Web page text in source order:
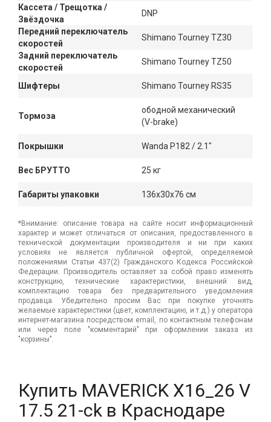
Кассета / Трещотка /
Звёздочка
DNP
Передний переключатель
скоростей
Shimano Tourney TZ30
Задний переключатель
скоростей
Shimano Tourney TZ50
Шифтеры Shimano Tourney RS35
Тормоза
ободной механический
(V-brake)
Покрышки Wanda P182 / 2.1"
Вес БРУТТО 25 кг
Габариты упаковки 136x30x76 см
*Внимание: описание товара на сайте носит информационный
характер и может отличаться от описания, предоставленного в
технической документации производителя и ни при каких
условиях не является публичной офертой, определяемой
положениями Статьи 437(2) Гражданского Кодекса Российской
Федерации. Производитель оставляет за собой право изменять
конструкцию, технические характеристики, внешний вид,
комплектацию товара без предварительного уведомления
продавца. Убедительно просим Вас при покупке уточнять
желаемые характеристики (цвет, комплектацию, и т.д.) у оператора
интернет-магазина посредством email, по контактным телефонам
или через поле "комментарий" при оформлении заказа из
"корзины".
Купить MAVERICK X16_26 V
17.5 21-ck в Краснодаре